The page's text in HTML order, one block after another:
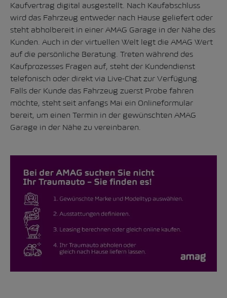
Kaufvertrag digital ausgestellt. Nach Kaufabschluss
wird das Fahrzeug entweder nach Hause geliefert oder
steht abholbereit in einer AMAG Garage in der Nähe des
Kunden. Auch in der virtuellen Welt legt die AMAG Wert
auf die persönliche Beratung. Treten während des
Kaufprozesses Fragen auf, steht der Kundendienst
telefonisch oder direkt via Live-Chat zur Verfügung.
Falls der Kunde das Fahrzeug zuerst Probe fahren
möchte, steht seit anfangs Mai ein Onlineformular
bereit, um einen Termin in der gewünschten AMAG
Garage in der Nähe zu vereinbaren.